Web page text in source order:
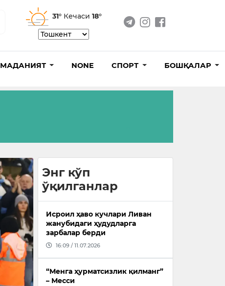
31° Кечаси 18°
МАДАНИЯТ NONE СПОРТ БОШҚАЛАР
Энг кўп
ўқилганлар
Исроил ҳаво кучлари Ливан
жанубидаги ҳудудларга
зарбалар берди
16:09 / 11.07.2026
“Менга ҳурматсизлик қилманг”
– Месси